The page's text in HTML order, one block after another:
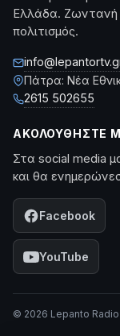
Ελλάδα. Ζωντανή
πολιτισμός.
Πάτρα: Νέα
2615 502655
ΑΚΟΛΟΥΘΉΣΤΕ
Στα social media
και θα
Facebook
YouTube
© 2026 Lepanto